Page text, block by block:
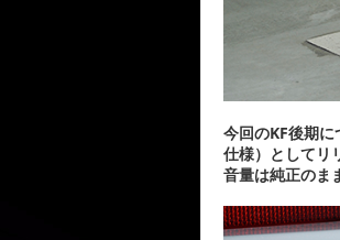
今回のKF後期
仕様）としてリ
音量は純正のま